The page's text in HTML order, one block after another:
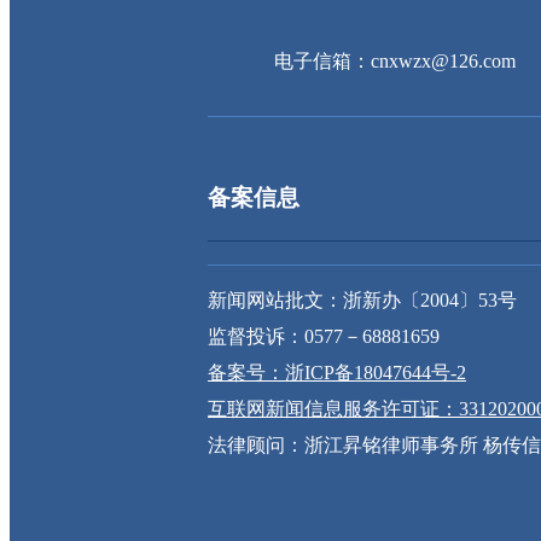
电子信箱：cnxwzx@126.com
备案信息
新闻网站批文：浙新办〔2004〕53号
监督投诉：0577－68881659
备案号：浙ICP备18047644号-2
互联网新闻信息服务许可证：
法律顾问：浙江昇铭律师事务所 杨传